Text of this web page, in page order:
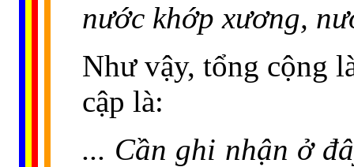
nước khớp xương,
Như vậy, tổng cộng
cập là:
... Cần ghi nhận ở